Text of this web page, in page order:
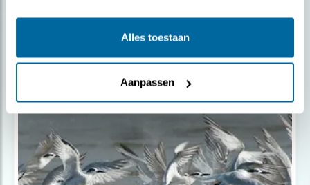
Alles toestaan
Aanpassen
Vogelgriep nekt grote sternkuikens